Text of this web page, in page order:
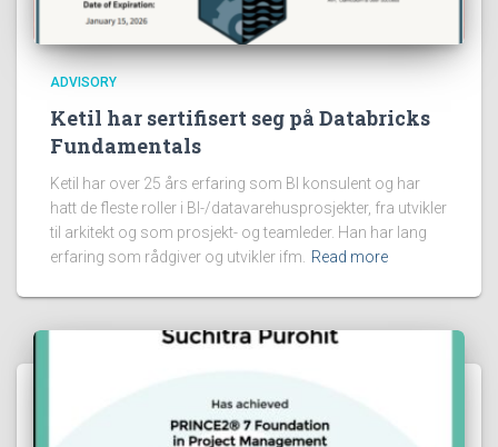
ADVISORY
Ketil har sertifisert seg på Databricks
Fundamentals
Ketil har over 25 års erfaring som BI konsulent og har
hatt de fleste roller i BI-/datavarehusprosjekter, fra utvikler
til arkitekt og som prosjekt- og teamleder. Han har lang
erfaring som rådgiver og utvikler ifm.
Read more